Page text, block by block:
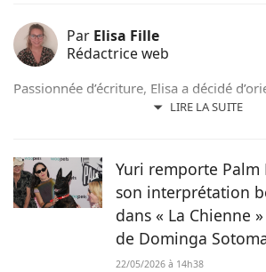
Par Elisa Fille
Rédactrice web
LIRE LA SUITE
Passionnée d’écriture, Elisa a décidé
professionnelle dans l’univers de la
tout naturellement qu’elle prête sa
vivre de ses deux passions.
Yuri remporte
son interprétation
dans « La Chienne
de Dominga
22/05/2026 à 14h38